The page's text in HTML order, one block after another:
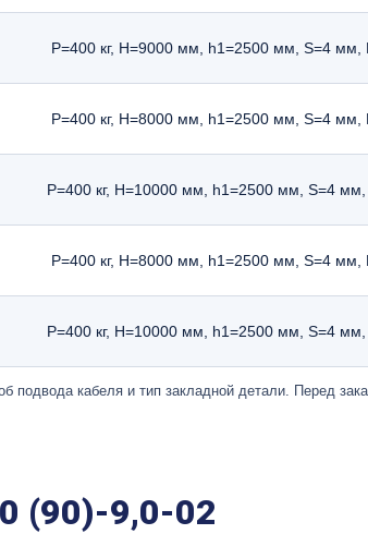
P=400 кг, H=9000 мм, h1=2500 мм, S=4 мм,
P=400 кг, H=8000 мм, h1=2500 мм, S=4
P=400 кг, H=10000 мм, h1=2500 мм, S=4
P=400 кг, H=8000 мм, h1=2500 мм, S=4
P=400 кг, H=10000 мм, h1=2500 мм, S=4
подвода кабеля и тип закладной детали. Перед
(90)-9,0-02